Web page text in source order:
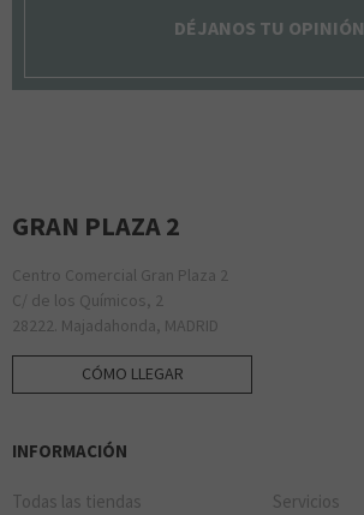
DÉJANOS TU OPINIÓN
GRAN PLAZA 2
Centro Comercial Gran Plaza 2
C/ de los Químicos, 2
28222. Majadahonda, MADRID
CÓMO LLEGAR
INFORMACIÓN
Todas las tiendas
Servicios